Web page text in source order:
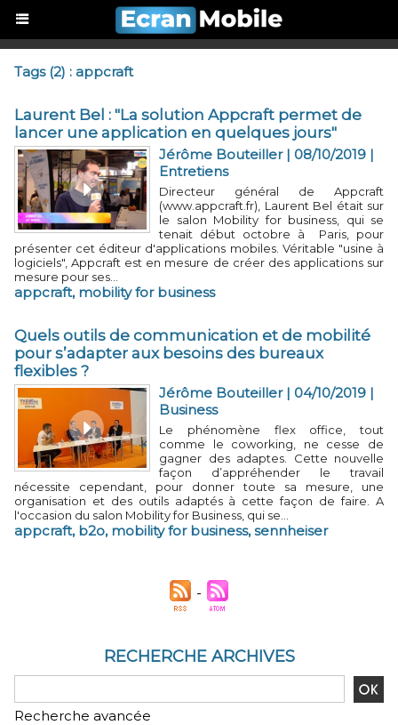
Tags (2) : appcraft
Laurent Bel : "La solution Appcraft permet de
lancer une application en quelques jours"
Jérôme Bouteiller| 08/10/2019 |
Entretiens
Directeur général de Appcraft
(www.appcraft.fr), Laurent Bel était sur
le salon Mobility for business, qui se
tenait début octobre à Paris, pour
présenter cet éditeur d'applications mobiles. Véritable "usine à
logiciels", Appcraft est en mesure de créer des applications sur
mesure pour ses...
appcraft, mobility for business
Quels outils de communication et de mobilité
pour s’adapter aux besoins des bureaux
flexibles ?
Jérôme Bouteiller| 04/10/2019 |
Business
Le phénomène flex office, tout
comme le coworking, ne cesse de
gagner des adaptes. Cette nouvelle
façon d’appréhender le travail
nécessite cependant, pour donner toute sa mesure, une
organisation et des outils adaptés à cette façon de faire. A
l'occasion du salon Mobility for Business, qui se...
appcraft, b2o, mobility for business,sennheiser
RECHERCHE ARCHIVES
Recherche avancée